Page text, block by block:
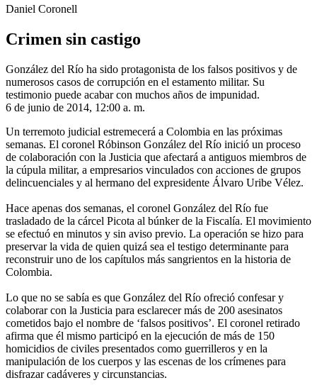
Daniel Coronell
Crimen sin castigo
González del Río ha sido protagonista de los falsos positivos y de
numerosos casos de corrupción en el estamento militar. Su
testimonio puede acabar con muchos años de impunidad.
6 de junio de 2014, 12:00 a. m.
Un terremoto judicial estremecerá a Colombia en las próximas
semanas. El coronel Róbinson González del Río inició un proceso
de colaboración con la Justicia que afectará a antiguos miembros de
la cúpula militar, a empresarios vinculados con acciones de grupos
delincuenciales y al hermano del expresidente Álvaro Uribe Vélez.
Hace apenas dos semanas, el coronel González del Río fue
trasladado de la cárcel Picota al búnker de la Fiscalía. El movimiento
se efectuó en minutos y sin aviso previo. La operación se hizo para
preservar la vida de quien quizá sea el testigo determinante para
reconstruir uno de los capítulos más sangrientos en la historia de
Colombia.
Lo que no se sabía es que González del Río ofreció confesar y
colaborar con la Justicia para esclarecer más de 200 asesinatos
cometidos bajo el nombre de ‘falsos positivos’. El coronel retirado
afirma que él mismo participó en la ejecución de más de 150
homicidios de civiles presentados como guerrilleros y en la
manipulación de los cuerpos y las escenas de los crímenes para
disfrazar cadáveres y circunstancias.